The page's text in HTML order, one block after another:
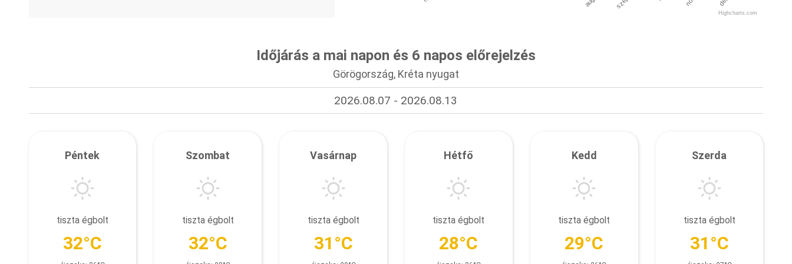
Highcharts.com
Időjárás a mai napon és 6 napos előrejelzés
Görögország, Kréta nyugat
2026.08.07 - 2026.08.13
Péntek
tiszta égbolt
32°C
Szombat
tiszta égbolt
32°C
Vasárnap
tiszta égbolt
31°C
Hétfő
tiszta égbolt
28°C
Kedd
tiszta égbolt
29°C
Szerda
tiszta égbolt
31°C